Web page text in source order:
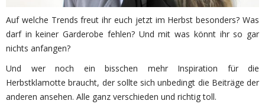
Auf welche Trends freut ihr euch jetzt im Herbst besonders? Was
darf in keiner Garderobe fehlen? Und mit was könnt ihr so gar
nichts anfangen?
Und wer noch ein bisschen mehr Inspiration für die
Herbstklamotte braucht, der sollte sich unbedingt die Beiträge der
anderen ansehen. Alle ganz verschieden und richtig toll.